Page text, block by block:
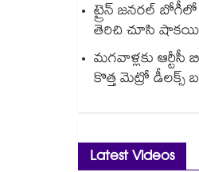
ట్రైన్ జనరల్ బోగీలో
తెరిచి చూసి
మగవాళ్లకు ఆర్టీసీ
కొత్త మెట్రో డీలక్స్
Latest Videos